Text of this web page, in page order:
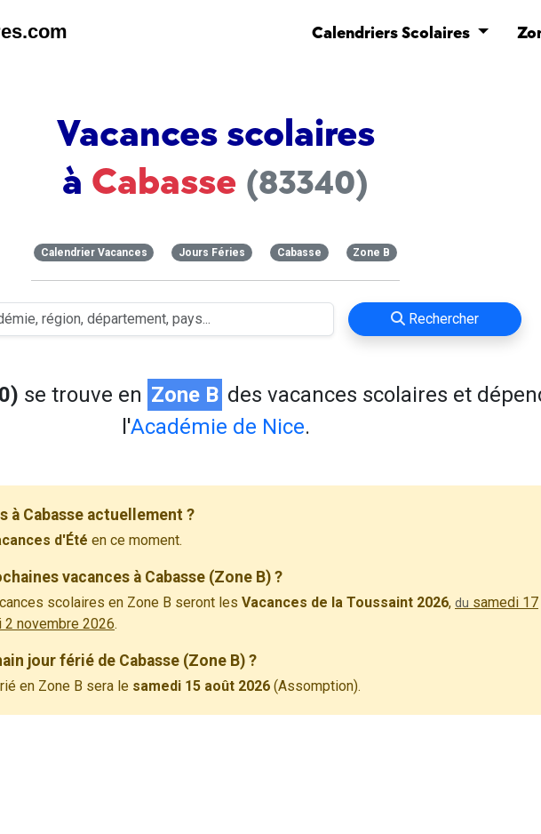
Calendriers Scolaires
Vacances scolaires
à Cabasse (83340)
Calendrier Vacances Jours Féries Cabasse Zone B
Rechercher
se trouve en Zone B des vacances scolaires et
l'Académie de Nice.
à Cabasse actuellement ?
d'Été en ce moment.
vacances à Cabasse (Zone B) ?
scolaires en Zone B seront les Vacances de la Toussaint 2026, du samedi 17
2 novembre 2026.
jour férié de Cabasse (Zone B) ?
en Zone B sera le samedi 15 août 2026 (Assomption).